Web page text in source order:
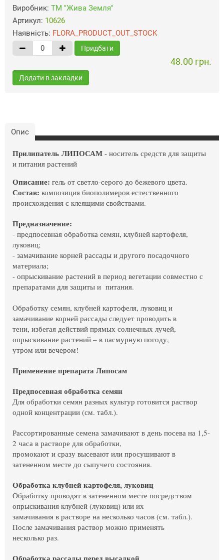
Виробник: ТМ "Жива Земля"
Артикул: 10626
Наявність: FLORA_PRODUCT_OUT_STOCK
Придбати
48.00 грн.
Додати в закладки
Опис
Прилипатель ЛИПОСАМ - носитель средств для защиты
и питания растений
Описание: гель от светло-серого до бежевого цвета.
Состав: композиция биополимеров естественного
происхождения с клеящими свойствами.
Предназначение:
- предпосевная обработка семян, клубней картофеля,
луковиц;
- замачивание корней рассады и другого посадочного
материала;
- опрыскивание растений в период вегетации совместно с
препаратами для защиты и питания.
Обработку семян, клубней картофеля, луковиц и
замачивание корней рассады следует проводить в
тени, избегая действий прямых солнечных лучей,
опрыскивание растений – в пасмурную погоду,
утром или вечером!
Применение препарата Липосам
Предпосевная обработка семян
Для обработки семян разных культур готовится раствор
одной концентрации (см. табл.).
Рассортированные семена замачивают в день посева на 1,5-
2 часа в растворе для обработки,
промокают и сразу высевают или просушивают в
затененном месте до сыпучего состояния.
Обработка клубней картофеля, луковиц
Обработку проводят в затененном месте посредством
опрыскивания клубней (луковиц) или их
замачивания в растворе на несколько часов (см. табл.).
После замачивания раствор можно применять
несколько раз.